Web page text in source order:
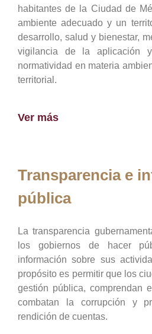
habitantes de la Ciudad de
ambiente adecuado y un
desarrollo, salud y bienestar,
vigilancia de la aplicación
normatividad en materia
territorial.
Ver más
Transparencia e
pública
La transparencia
los gobiernos de hacer
información sobre sus
propósito es permitir que los
gestión pública, comprendan
combatan la corrupción y
rendición de cuentas.